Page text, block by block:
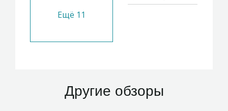
Ещё 11
Другие обзоры